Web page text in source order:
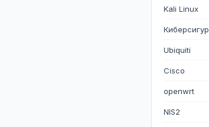
Kali Linux
Ubiquiti
Cisco
openwrt
NIS2